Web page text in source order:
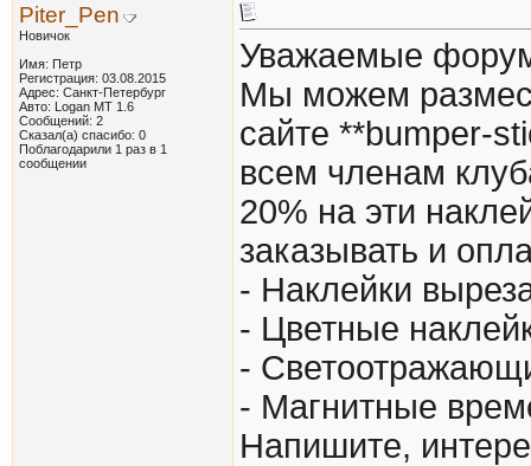
Piter_Pen
Новичок
Имя: Петр
Регистрация: 03.08.2015
Адрес: Санкт-Петербург
Авто: Logan MT 1.6
Сообщений: 2
Сказал(а) спасибо: 0
Поблагодарили 1 раз в 1
сообщении
Уважаемые
Мы можем
сайте **bumper-
всем членам
20% на эти
заказывать и
- Наклейки
- Цветные
-
- Магнитные
Напишите,